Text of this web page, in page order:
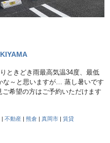
ときどき雨最高気温34度、最低
な～と思いますが… 蒸し暑いです
希望の方はご予約いただけます
|不動産 |熊倉 |真岡市 |賃貸